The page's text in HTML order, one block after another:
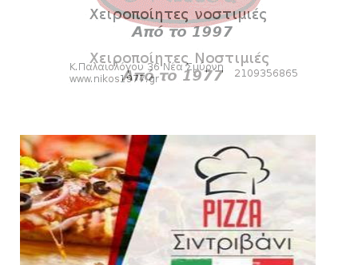
Κύπελλο: Την Τετάρτη 19 Αυγούστου το Νίκη
Βόλου - Πανιώνιος
HEADLINES
KARA TALKS
«Kara Talks» LIVE: Παρασκευή στις 21:00
August 06, 2026